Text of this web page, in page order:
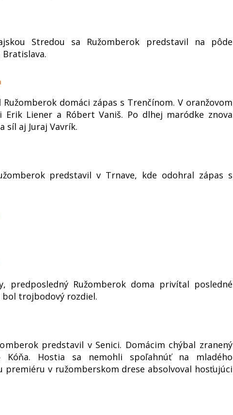
Stredou sa Ružomberok predstavil na pôde
domáci zápas s Trenčínom. V oranžovom
Liener a Róbert Vaniš. Po dlhej maródke znova
síl aj Juraj Vavrík.
predstavil v Trnave, kde odohral zápas s
predposledný Ružomberok doma privítal posledné
trojbodový rozdiel.
predstavil v Senici. Domácim chýbal zranený
Kóňa. Hostia sa nemohli spoľahnúť na mladého
premiéru v ružomberskom drese absolvoval hosťujúci